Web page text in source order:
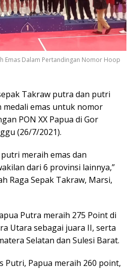
Emas Dalam Pertandingan Nomor Hoop
Takraw putra dan putri
medali emas untuk nomor
PON XX Papua di Gor
(26/7/2021).
meraih emas dan
dari 6 provinsi lainnya,”
Raga Sepak Takraw, Marsi,
Putra meraih 275 Point di
Utara sebagai juara II, serta
Selatan dan Sulesi Barat.
Putri, Papua meraih 260 point,